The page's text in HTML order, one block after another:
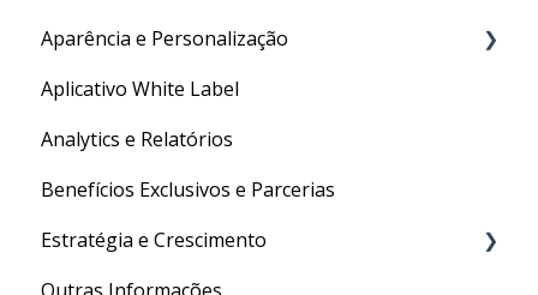
Recebedores e Movimentações
✦ Inteligência Artificial
Aparência e Personalização
URL Personalizada
Personalizações Gerais
Aplicativo White Label
Analytics e Relatórios
Benefícios Exclusivos e Parcerias
Estratégia e Crescimento
Social Media
Outras Informações